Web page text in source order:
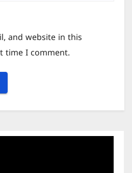
and website in this
time I comment.